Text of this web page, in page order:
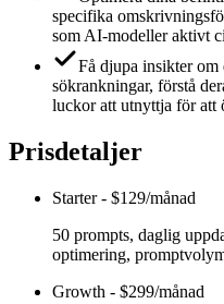
specifika
som AI-modeller aktivt
Få djupa insikter
sökrankningar, förstå
luckor att utnyttja för att
Prisdetaljer
Starter- $129/månad
50 prompts, daglig
optimering,
Growth - $299/månad